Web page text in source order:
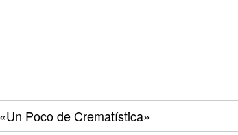
Poco de Crematística»